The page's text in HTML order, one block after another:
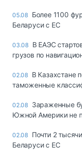
05.08 Более 1100
Беларуси с ЕС
03.08 В ЕАЭС
грузов по
02.08 В Казахстане
таможенные
02.08 Зараженные
Южной Америки не
02.08 Почти 2
Беларуси с ЕС